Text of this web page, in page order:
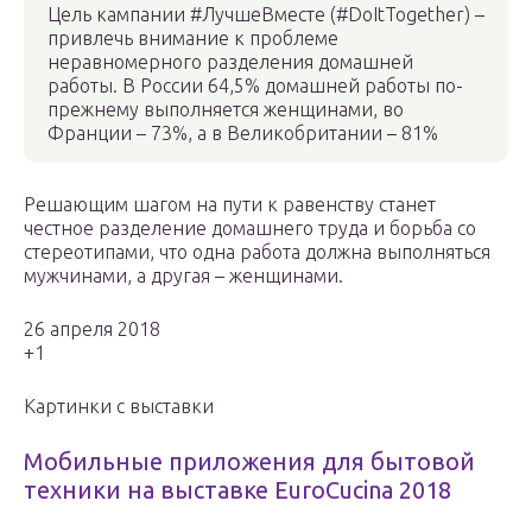
Цель кампании #ЛучшеВместе (#DoItTogether) –
привлечь внимание к проблеме
неравномерного разделения домашней
работы. В России 64,5% домашней работы по-
прежнему выполняется женщинами, во
Франции – 73%, а в Великобритании – 81%
Решающим шагом на пути к равенству станет
честное разделение домашнего труда и борьба со
стереотипами, что одна работа должна выполняться
мужчинами, а другая – женщинами.
26 апреля 2018
+1
Картинки с выставки
Мобильные приложения для бытовой
техники на выставке EuroCucina 2018